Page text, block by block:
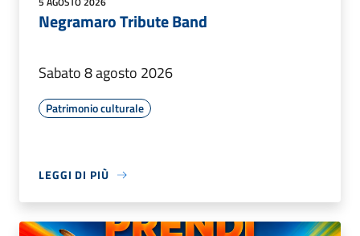
Negramaro Tribute Band
Sabato 8 agosto 2026
Patrimonio culturale
LEGGI DI PIÙ